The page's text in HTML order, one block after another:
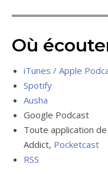
Où
iTunes / Apple
Spotify
Ausha
Google Podcast
Toute application
Addict, Pocketcast
RSS